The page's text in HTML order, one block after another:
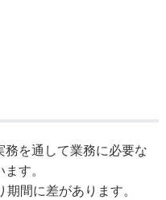
を通して業務に必要な
す。
間に差があります。